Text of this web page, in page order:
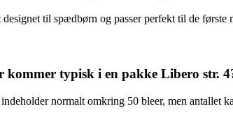
til spædbørn og passer perfekt til de første
kommer typisk i en pakke Libero str.
normalt omkring 50 bleer, men antallet